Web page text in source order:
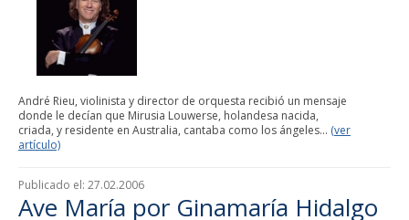
André Rieu, violinista y director de orquesta recibió un mensaje
donde le decían que Mirusia Louwerse, holandesa nacida,
criada, y residente en Australia, cantaba como los ángeles... (ver
artículo)
Publicado el: 27.02.2006
Ave María por Ginamaría Hidalgo